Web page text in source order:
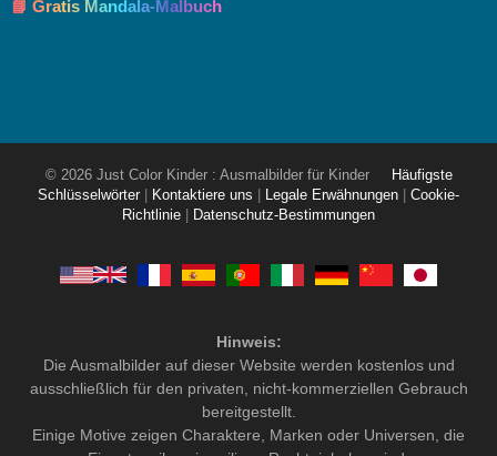
📘 Gratis Mandala-Malbuch
© 2026 Just Color Kinder : Ausmalbilder für Kinder
Häufigste
Schlüsselwörter
Kontaktiere uns Legale Erwähnungen
Cookie-
Richtlinie
Datenschutz-Bestimmungen
Hinweis:
Die Ausmalbilder auf dieser Website werden kostenlos und
ausschließlich für den privaten, nicht-kommerziellen Gebrauch
bereitgestellt.
Einige Motive zeigen Charaktere, Marken oder Universen, die